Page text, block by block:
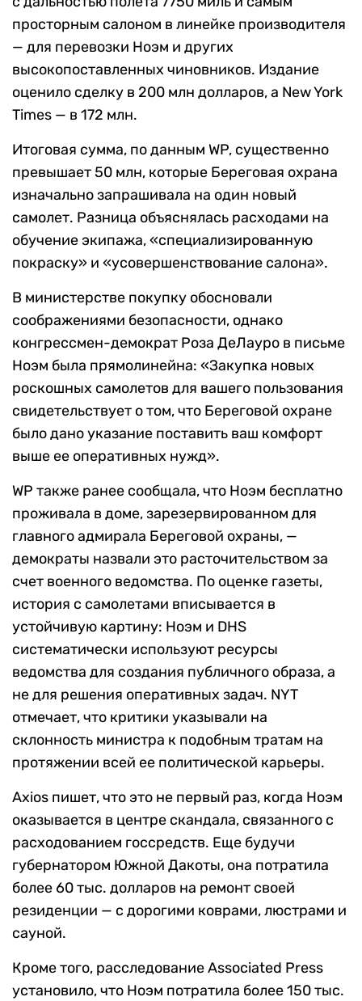
просторным салоном в линейке производителя
— для перевозки Ноэм и других
высокопоставленных чиновников. Издание
оценило сделку в 200 млн долларов, а New York
Times — в 172 млн.
Итоговая сумма, по данным WP, существенно
превышает 50 млн, которые Береговая охрана
изначально запрашивала на один новый
самолет. Разница объяснялась расходами на
обучение экипажа, «специализированную
покраску» и «усовершенствование салона».
В министерстве покупку обосновали
соображениями безопасности, однако
конгрессмен-демократ Роза ДеЛауро в письме
Ноэм была прямолинейна: «Закупка новых
роскошных самолетов для вашего пользования
свидетельствует о том, что Береговой охране
было дано указание поставить ваш комфорт
выше ее оперативных нужд».
WP также ранее сообщала, что Ноэм бесплатно
проживала в доме, зарезервированном для
главного адмирала Береговой охраны, —
демократы назвали это расточительством за
счет военного ведомства. По оценке газеты,
история с самолетами вписывается в
устойчивую картину: Ноэм и DHS
систематически используют ресурсы
ведомства для создания публичного образа, а
не для решения оперативных задач. NYT
отмечает, что критики указывали на
склонность министра к подобным тратам на
протяжении всей ее политической карьеры.
Axios пишет, что это не первый раз, когда Ноэм
оказывается в центре скандала, связанного с
расходованием госсредств. Еще будучи
губернатором Южной Дакоты, она потратила
более 60 тыс. долларов на ремонт своей
резиденции — с дорогими коврами, люстрами и
сауной.
Кроме того, расследование Associated Press
установило, что Ноэм потратила более 150 тыс.